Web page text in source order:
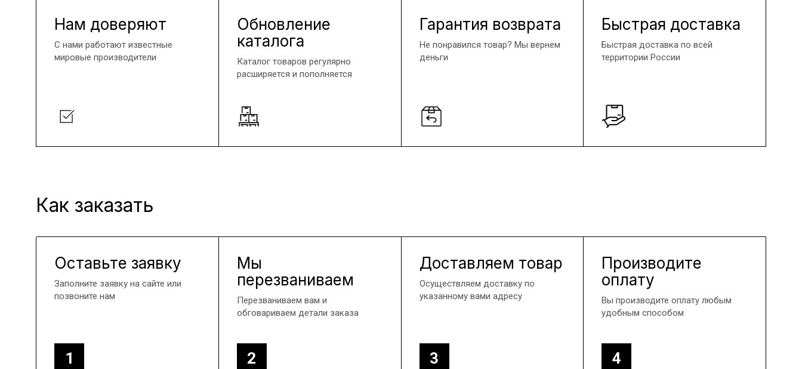
Нам доверяют
С нами работают известные
мировые производители
Обновление
каталога
Каталог товаров регулярно
расширяется и пополняется
Гарантия возврата
Не понравился товар? Мы вернем
деньги
Быстрая доставка
Быстрая доставка по всей
территории России
Как заказать
1
Оставьте заявку
Заполните заявку на сайте или
позвоните нам
2
Мы
перезваниваем
Перезваниваем вам и
обговариваем детали заказа
3
Доставляем товар
Осуществляем доставку по
указанному вами адресу
4
Производите
оплату
Вы производите оплату любым
удобным способом